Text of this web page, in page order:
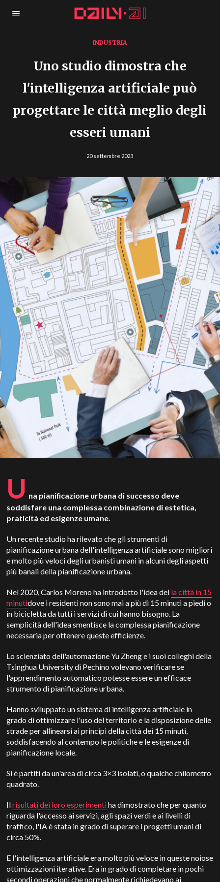
INDUSTRIA
Uno studio dimostra che
l'intelligenza artificiale può
progettare le città meglio degli
esseri umani
20 settembre 2023
U na pianificazione urbana di successo deve
soddisfare una complessa combinazione di estetica,
praticità ed esigenze umane.
Un recente studio ha rilevato che gli strumenti di
pianificazione urbana dell'intelligenza artificiale sono migliori
e molto più veloci degli urbanisti umani in alcuni degli aspetti
più banali della pianificazione urbana.
Nel 2020, Carlos Moreno ha introdotto l'idea del la città in 15
minutidove i residenti non sono mai a più di 15 minuti a piedi o
in bicicletta da tutti i servizi di cui hanno bisogno. La
semplicità dell'idea smentisce la complessa pianificazione
necessaria per ottenere queste efficienze.
Lo scienziato dell'automazione Yu Zheng e i suoi colleghi della
Tsinghua University di Pechino volevano verificare se
l'apprendimento automatico potesse essere un efficace
strumento di pianificazione urbana.
Hanno sviluppato un sistema di intelligenza artificiale in
grado di ottimizzare l'uso del territorio e la disposizione delle
strade per allinearsi ai principi della città dei 15 minuti,
soddisfacendo al contempo le politiche e le esigenze di
pianificazione locale.
Si è partiti da un'area di circa 3×3 isolati, o qualche chilometro
quadrato.
Ilrisultati dei loro esperimentiha dimostrato che per quanto
riguarda l'accesso ai servizi, agli spazi verdi e ai livelli di
traffico, l'IA è stata in grado di superare i progetti umani di
circa 50%.
E l'intelligenza artificiale era molto più veloce in queste noiose
ottimizzazioni iterative. Era in grado di completare in pochi
secondi operazioni che normalmente richiedevano ai